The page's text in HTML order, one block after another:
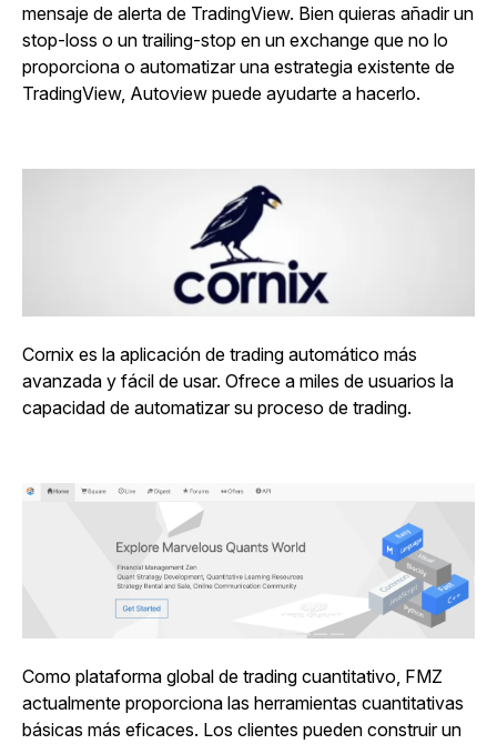
mensaje de alerta de TradingView. Bien quieras añadir un
stop-loss o un trailing-stop en un exchange que no lo
proporciona o automatizar una estrategia existente de
TradingView, Autoview puede ayudarte a hacerlo.
Cornix es la aplicación de trading automático más
avanzada y fácil de usar. Ofrece a miles de usuarios la
capacidad de automatizar su proceso de trading.
Como plataforma global de trading cuantitativo, FMZ
actualmente proporciona las herramientas cuantitativas
básicas más eficaces. Los clientes pueden construir un